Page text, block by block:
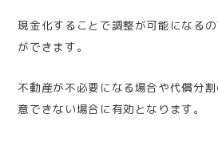
現金化することで調整が可能になる
ができます。
不動産が不必要になる場合や代償分
意できない場合に有効となります。